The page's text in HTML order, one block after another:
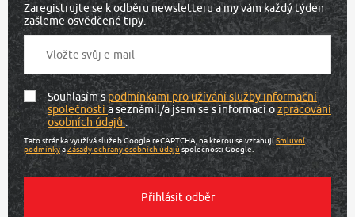
Zaregistrujte se k odběru newsletteru a my vám každý týden
zašleme osvědčené tipy.
Souhlasím spodmínkami pro užívání služby informační
společnostia seznámil/a jsem se s informací ozpracování
osobních údajů.
Tato stránka využívá služeb Google reCAPTCHA, na kterou se vztahujíSmluvní
podmínkyaZásady ochrany osobních údajů společnosti Google.